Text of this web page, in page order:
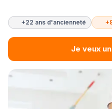
+22 ans d'ancienneté
Je veux